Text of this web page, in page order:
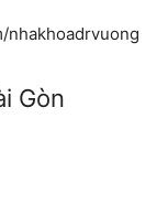
nhakhoadrvuong
Gòn